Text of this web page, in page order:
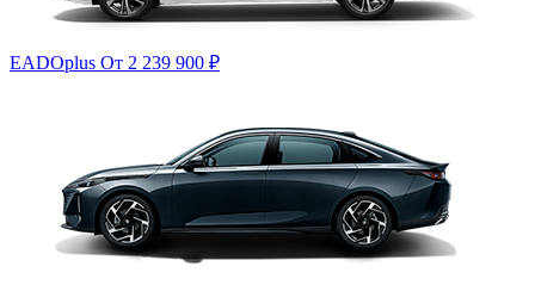
EADOplus От 2 239 900 ₽